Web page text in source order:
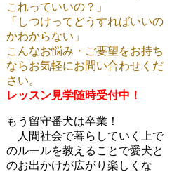
これっていいの？」
「しつけってどうすればいいの
かわからない」
こんなお悩み・ご要望をお持ち
ならお気軽にお問い合わせくだ
さい。
レッスン見学随時受付中！
もう留守番犬は卒業！
人間社会で暮らしていく上で
のルールを教えることで愛犬と
のお出かけが広がり楽しくな